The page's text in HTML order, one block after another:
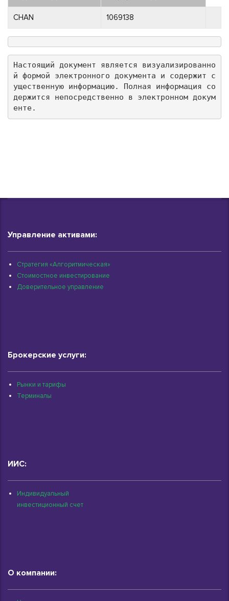
CHAN 1069138
Настоящий документ является визуализированно
й формой электронного документа и содержит с
ущественную информацию. Полная информация со
держится непосредственно в электронном докум
енте.
Управление активами:
Стратегия «Алгоритмическая»
Стоимостное инвестирование
Доверительное управление
Брокерские услуги:
Рынки и тарифы
Терминалы
ИИС:
Индивидуальный
инвестиционный счет
О компании: